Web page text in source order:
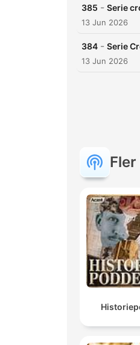
385 - Serie
13 Jun 2026
384 - Serie
13 Jun 2026